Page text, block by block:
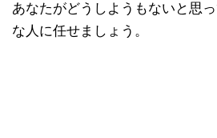
あなたがどうしようもないと思
な人に任せましょう。